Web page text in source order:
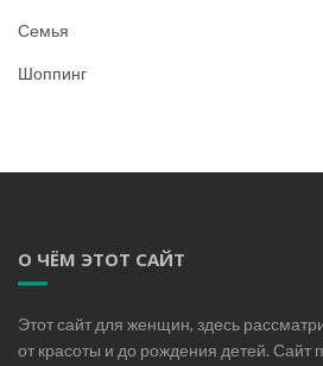
Семья
Шоппинг
О ЧЁМ ЭТОТ САЙТ
Этот сайт для женщин, здесь
от красоты и до рождения детей. Сайт